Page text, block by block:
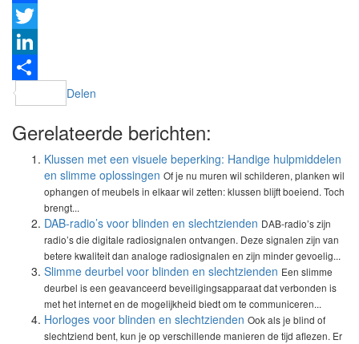
Facebook
Twitter
LinkedIn
Delen
Gerelateerde berichten:
Klussen met een visuele beperking: Handige hulpmiddelen
en slimme oplossingen Of je nu muren wil schilderen, planken wil
ophangen of meubels in elkaar wil zetten: klussen blijft boeiend. Toch
brengt...
DAB-radio’s voor blinden en slechtzienden DAB-radio’s zijn
radio’s die digitale radiosignalen ontvangen. Deze signalen zijn van
betere kwaliteit dan analoge radiosignalen en zijn minder gevoelig...
Slimme deurbel voor blinden en slechtzienden Een slimme
deurbel is een geavanceerd beveiligingsapparaat dat verbonden is
met het internet en de mogelijkheid biedt om te communiceren...
Horloges voor blinden en slechtzienden Ook als je blind of
slechtziend bent, kun je op verschillende manieren de tijd aflezen. Er